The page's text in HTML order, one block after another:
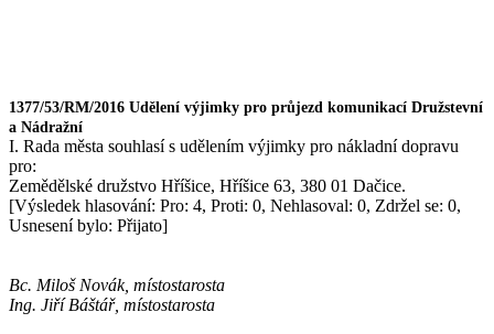
1377/53/RM/2016 Udělení výjimky pro průjezd komunikací Družstevní
a Nádražní
I. Rada města souhlasí s udělením výjimky pro nákladní dopravu
pro:
Zemědělské družstvo Hříšice, Hříšice 63, 380 01 Dačice.
[Výsledek hlasování: Pro: 4, Proti: 0, Nehlasoval: 0, Zdržel se: 0,
Usnesení bylo: Přijato]
Bc. Miloš Novák, místostarosta
Ing. Jiří Báštář, místostarosta